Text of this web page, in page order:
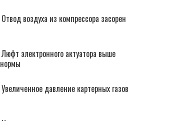
Отвод воздуха из компрессора засорен
Люфт электронного актуатора выше
нормы
Увеличенное давление картерных газов